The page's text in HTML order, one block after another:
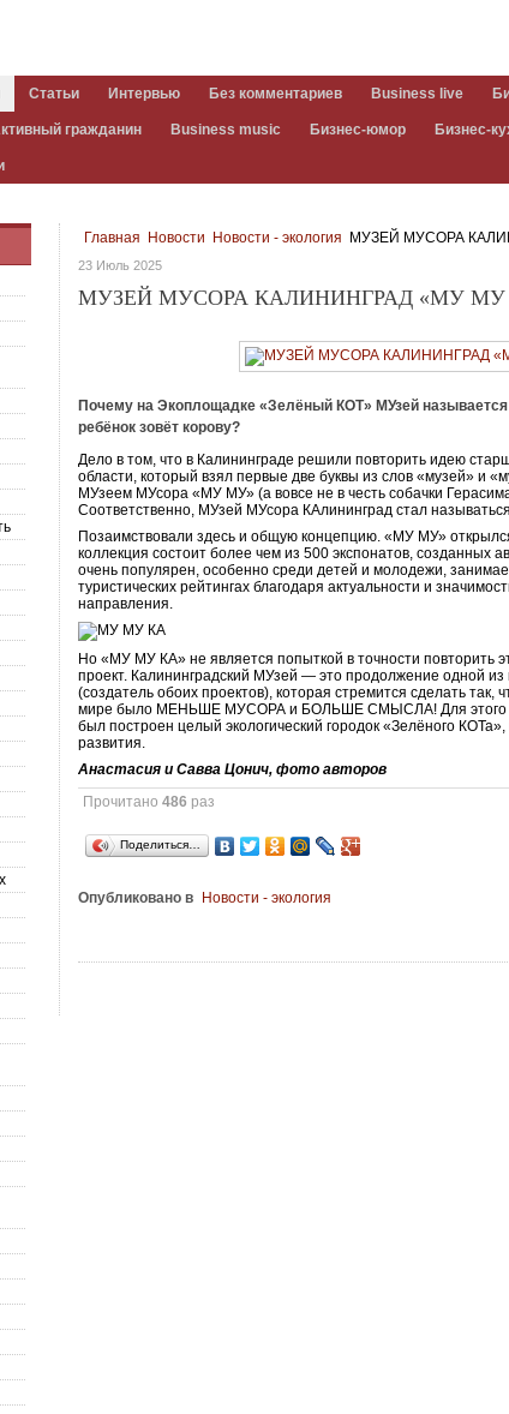
Статьи Интервью Без комментариев Business live
гражданин Business music Бизнес-юмор Бизнес-
Главная Новости Новости - экология МУЗЕЙ МУСОРА
23 Июль 2025
МУЗЕЙ МУСОРА КАЛИНИНГРАД «МУ МУ
Почему на Экоплощадке «Зелёный КОТ» МУзей называется
ребёнок зовёт корову?
Дело в том, что в Калининграде решили повторить идею
области, который взял первые две буквы из слов «музей» и
МУзеем МУсора «МУ МУ» (а вовсе не в честь собачки
Соответственно, МУзей МУсора КАлининград стал
Позаимствовали здесь и общую концепцию. «МУ МУ»
коллекция состоит более чем из 500 экспонатов, созданных
очень популярен, особенно среди детей и молодежи,
туристических рейтингах благодаря актуальности и
направления.
Но «МУ МУ КА» не является попыткой в точности повторить
проект. Калининградский МУзей — это продолжение одной
(создатель обоих проектов), которая стремится сделать так,
мире было МЕНЬШЕ МУСОРА и БОЛЬШЕ СМЫСЛА! Для этого
был построен целый экологический городок «Зелёного
развития.
Анастасия и Савва Цонич, фото авторов
Прочитано486 раз
Поделиться…
Опубликовано в
Новости - экология